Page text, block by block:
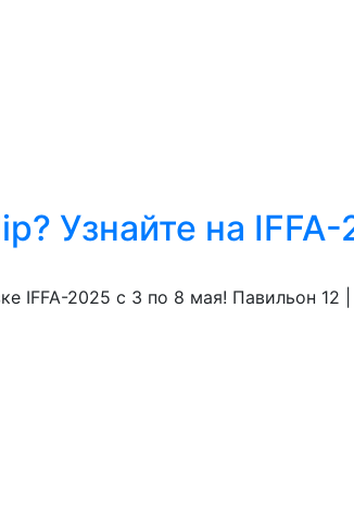
Узнайте на
IFFA-2025 с 3 по 8 мая! Павильон 12 |